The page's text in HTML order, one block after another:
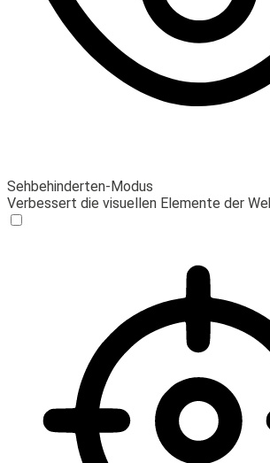
Sehbehinderten-Modus
Verbessert die visuellen Elemente der